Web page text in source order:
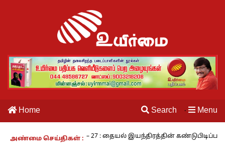
Home Search · Menu
அண்மை செய்திகள் :
நாம் வாழும் காலம் – 27 : தையல் இயந்திரத்தின் கண்டுபிடிப்பாளர்